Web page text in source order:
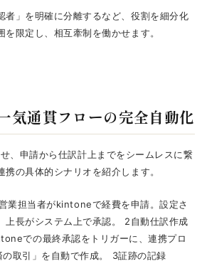
者」を明確に分離するなど、役割を細分化
限定し、相互牽制を働かせます。
気通貫フローの完全自動化
、申請から仕訳計上までをシームレスに繋
の具体的シナリオを紹介します。
業担当者がkintoneで経費を申請。設定さ
上長がシステム上で承認。 2自動仕訳作成
での最終承認をトリガーに、連携プロ
取引」を自動で作成。 3証跡の記録